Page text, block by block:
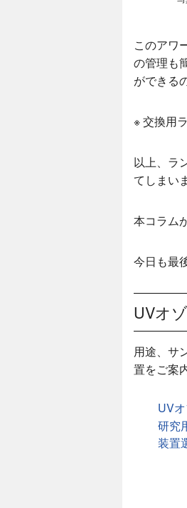
このアワ
の管理も
ができる
※ 交換用
以上、ラ
てしまい
本コラム
今日も最
UVオ
用途、サ
置をご案
UV
研究
装置